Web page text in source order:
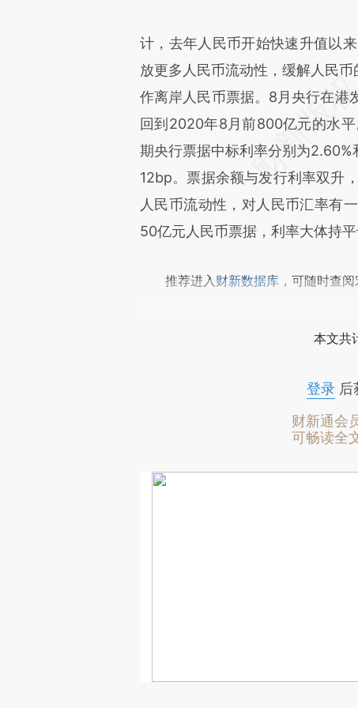
计，去年人民币开始快速升值以
放更多人民币流动性，缓解人民
作离岸人民币票据。8月央行在港
回到2020年8月前800亿元的水
期央行票据中标利率分别为
12bp。票据余额与发行利率双升
人民币流动性，对人民币汇率有
50亿元人民币票据，利率大体持平
推荐进入 财新数据库 ，可随时查
本文共
登录后
财新通会
可畅读全